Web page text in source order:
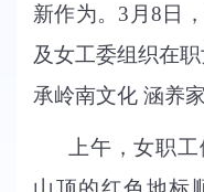
新作为。3月8日
及女工委组织在
承岭南文化 涵养
上午，女职